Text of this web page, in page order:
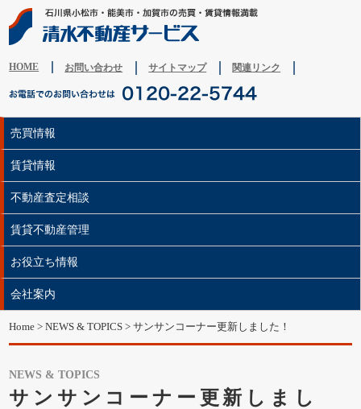
HOME お問い合わせ サイトマップ 関連リンク
売買情報
賃貸情報
不動産査定相談
賃貸不動産管理
お役立ち情報
会社案内
Home >NEWS & TOPICS > サンサンコーナー更新しました！
NEWS & TOPICS
サンサンコーナー更新しまし